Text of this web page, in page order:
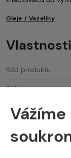
Oleje / Vazelíny
Vlastnosti
Kód produktu
EAN
Vážíme